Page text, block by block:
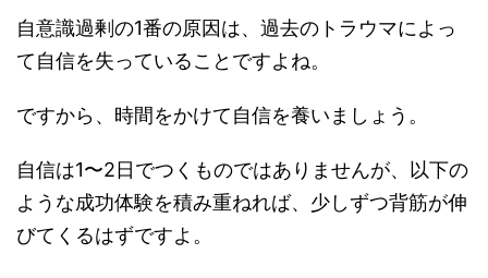
自意識過剰の1番の原因は、過去のトラウマによっ
て自信を失っていることですよね。
ですから、時間をかけて自信を養いましょう。
自信は1〜2日でつくものではありませんが、以下の
ような成功体験を積み重ねれば、少しずつ背筋が伸
びてくるはずですよ。